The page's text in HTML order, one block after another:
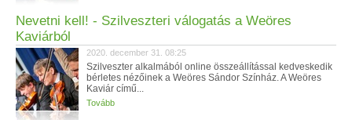
Nevetni kell! - Szilveszteri válogatás a Weöres
Kaviárból
2020. december 31. 08:25
Szilveszter alkalmából online összeállítással kedveskedik
bérletes nézőinek a Weöres Sándor Színház. A Weöres
Kaviár című...
Tovább